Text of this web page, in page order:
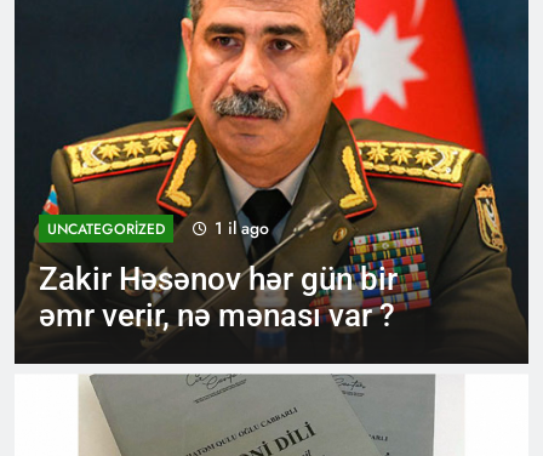
UNCATEGORIZED 1 il ago
Hülusi Akar Rusiyaya
göndərdi